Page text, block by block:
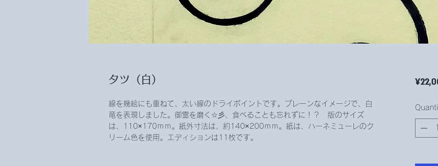
タツ（白）
線を幾絵にも重ねて、太い線のドライポイントです。プレーンなイメージで、白
竜を表現しました。御霊を磨く☆彡、食べることも忘れずに！？ 版のサイズ
は、110×170ｍｍ。紙外寸法は、約140×200ｍｍ。紙は、ハーネミューレのク
リーム色を使用。エディションは11枚です。